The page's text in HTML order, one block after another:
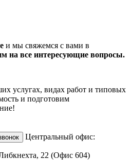
и мы свяжемся с вами в
на все интересующие вопросы.
услугах, видах работ и типовых
и подготовим
Центральный офис:
22 (Офис 604)